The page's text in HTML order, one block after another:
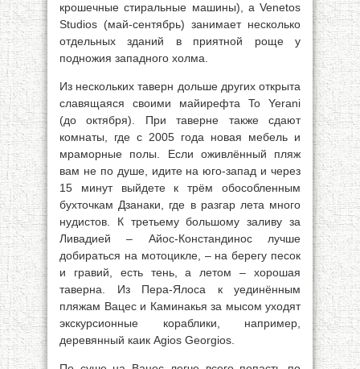
крошечные стиральные машины), а Venetos
Studios (май-сентябрь) занимает несколько
отдельных зданий в приятной роще у
подножия западного холма.
Из нескольких таверн дольше других открыта
славящаяся своими майирефта To Yerani
(до октября). При таверне также сдают
комнаты, где с 2005 года новая мебель и
мраморные полы. Если оживлённый пляж
вам не по душе, идите на юго-запад и через
15 минут выйдете к трём обособленным
бухточкам Дзанаки, где в разгар лета много
нудистов. К третьему большому заливу за
Ливадией – Айос-Констандинос лучше
добираться на мотоцикле, – на берегу песок
и гравий, есть тень, а летом – хорошая
таверна. Из Пера-Ялоса к уединённым
пляжам Вацес и Каминакья за мысом уходят
экскурсионные кораблики, например,
деревянный каик Agios Georgios.